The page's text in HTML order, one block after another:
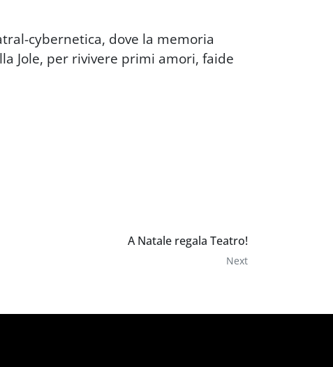
cybernetica, dove la memoria
Jole, per rivivere primi amori, faide
A Natale regala Teatro!
Next